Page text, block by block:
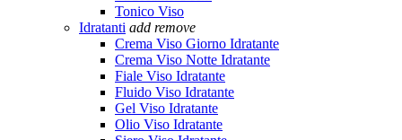
Tonico Viso
Idratanti add remove
Crema Viso Giorno Idratante
Crema Viso Notte Idratante
Fiale Viso Idratante
Fluido Viso Idratante
Gel Viso Idratante
Olio Viso Idratante